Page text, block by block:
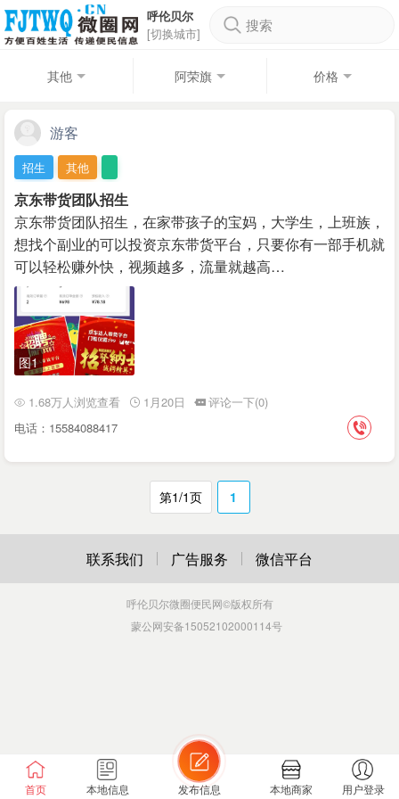
呼伦贝尔
[切换城市]
搜索
其他 阿荣旗 价格
游客
招生 其他
京东带货团队招生
京东带货团队招生，在家带孩子的宝妈，大学生，上班族，
想找个副业的可以投资京东带货平台，只要你有一部手机就
可以轻松赚外快，视频越多，流量就越高…
图1
1.68万人浏览查看 1月20日
评论一下(0)
电话：15584088417
第1/1页 1
首页 本地信息 发布信息 本地商家 用户登录
联系我们 广告服务 微信平台
呼伦贝尔微圈便民网©版权所有
蒙公网安备15052102000114号